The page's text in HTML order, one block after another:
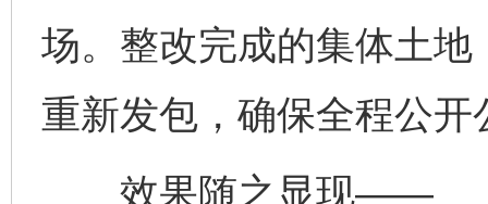
场。整改完成的集体土
重新发包，确保全程公开
效果随之显现——